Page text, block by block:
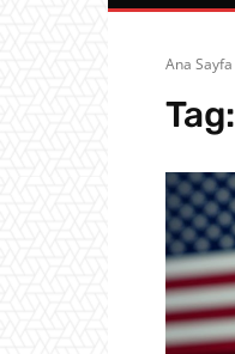
Ana Sayfa
Tag: